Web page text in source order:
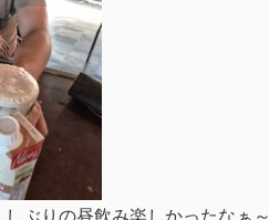
ぶりの昼飲み楽しかったなぁ～